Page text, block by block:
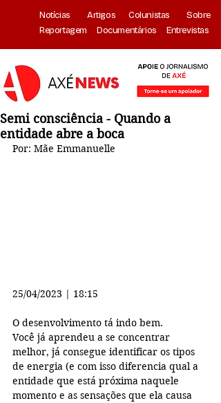
Notícias Artigos Colunistas
Sobre
Reportagem
Documentários Entrevistas
Semi consciência - Quando a
entidade abre a boca
Por: Mãe Emmanuelle
25/04/2023 | 18:15
O desenvolvimento tá indo bem.
Você já aprendeu a se concentrar
melhor, já consegue identificar os tipos
de energia (e com isso diferencia qual a
entidade que está próxima naquele
momento e as sensações que ela causa